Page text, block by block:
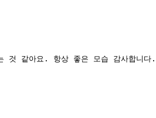
것 같아요. 항상 좋은 모습 감사합니다.